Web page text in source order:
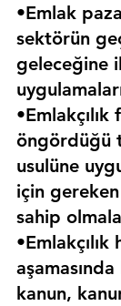
•Emlak
sektörün
geleceğine
öngördüğü
usulüne
için
sahip
kanun,